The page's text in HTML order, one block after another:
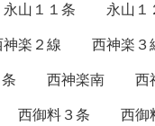
永山１１条 永山１
神楽２線 西神楽３
西神楽南 西
西御料３条 西御